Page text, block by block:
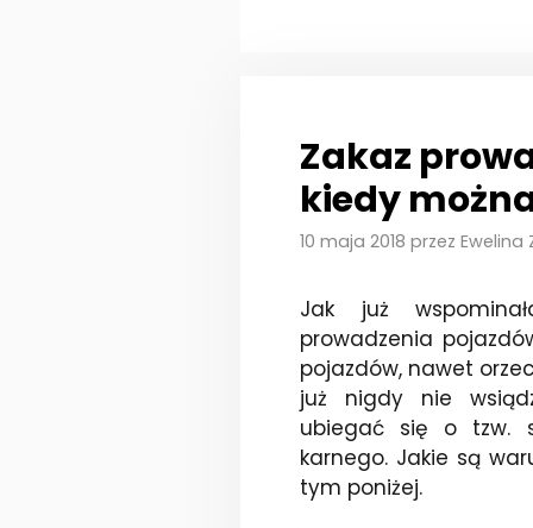
Zakaz
kiedy
10 maja 2018 przez Ewelina
Jak już
prowadzenia
pojazdów, nawet
już nigdy nie
ubiegać się o tzw.
karnego. Jakie są
tym poniżej.